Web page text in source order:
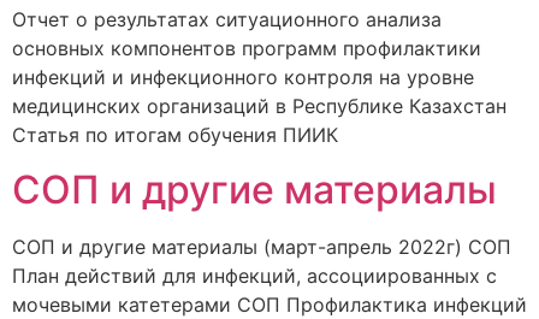
Отчет о результатах ситуационного анализа
основных компонентов программ профилактики
инфекций и инфекционного контроля на уровне
медицинских организаций в Республике Казахстан
Статья по итогам обучения ПИИК
СОП и другие материалы
СОП и другие материалы (март-апрель 2022г) СОП
План действий для инфекций, ассоциированных с
мочевыми катетерами СОП Профилактика инфекций